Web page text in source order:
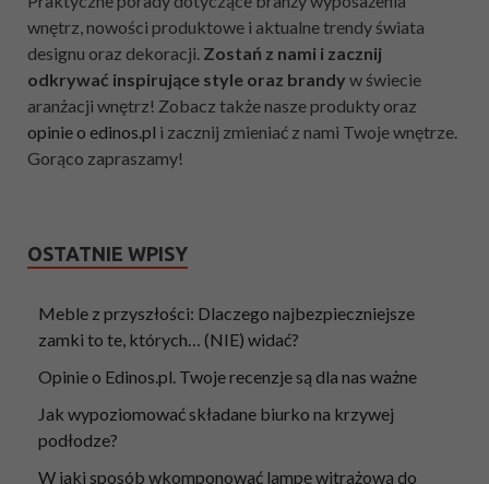
wnętrz, nowości produktowe i aktualne trendy świata
designu oraz dekoracji. Zostań z nami i zacznij
odkrywać inspirujące style oraz brandy w świecie
aranżacji wnętrz! Zobacz także nasze produkty oraz
opinie o edinos.pl i zacznij zmieniać z nami Twoje wnętrze.
Gorąco zapraszamy!
OSTATNIE WPISY
Meble z przyszłości: Dlaczego najbezpieczniejsze
zamki to te, których… (NIE) widać?
Opinie o Edinos.pl. Twoje recenzje są dla nas ważne
Jak wypoziomować składane biurko na krzywej
podłodze?
W jaki sposób wkomponować lampę witrażową do